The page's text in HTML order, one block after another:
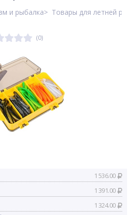
и рыбалка Товары для летней
(0)
1 536.00
1 391.00
1 324.00